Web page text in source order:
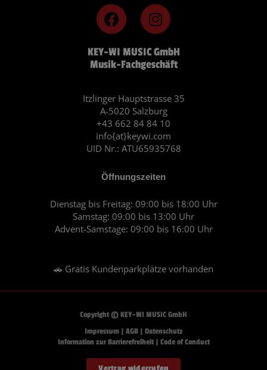
KEY-WI MUSIC GmbH
Musik-Fachgeschäft
Itzlinger Hauptstrasse 35
A-5020 Salzburg
+43 662 84 84 10
info{at}keywi.com
UID Nr.: ATU65935768
Öffnungszeiten
Dienstag bis Freitag: 09:00 bis 18:00 Uhr
Samstag: 09:00 bis 13:00 Uhr
Advent-Samstage: 09:00 bis 16:00 Uhr
🚗 Gratis Kundenparkplätze vorhanden
F
a
c
e
b
o
k
I
n
s
t
a
r
a
m
Copyright © KEY-WI MUSIC GmbH
Impressum| AGB| Datenschutz
Information zur Barrierefreiheit| Code of Conduct
Vertrag widerrufen